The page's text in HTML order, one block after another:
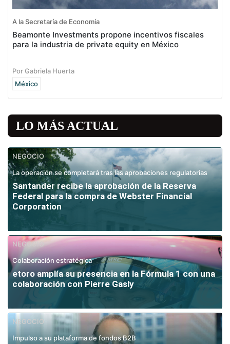
A la Secretaría de Economía
Beamonte Investments propone incentivos fiscales
para la industria de private equity en México
Por Gabriela Huerta
México
LO MÁS ACTUAL
NEGOCIO
La operación se completará tras las aprobaciones regulatorias
Santander recibe la aprobación de la Reserva
Federal para la compra de Webster Financial
Corporation
NEGOCIO
Colaboración estratégica
etoro amplía su presencia en la Fórmula 1 con una
colaboración con Pierre Gasly
NEGOCIO
Impulso a su plataforma de fondos B2B